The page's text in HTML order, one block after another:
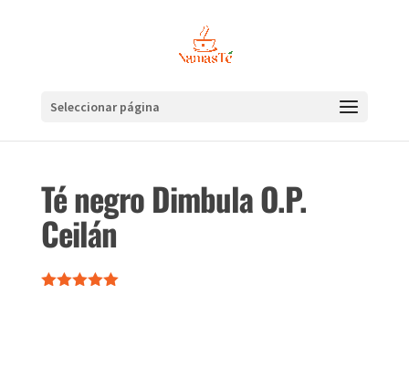
Seleccionar página
Té negro Dimbula O.P.
Ceilán